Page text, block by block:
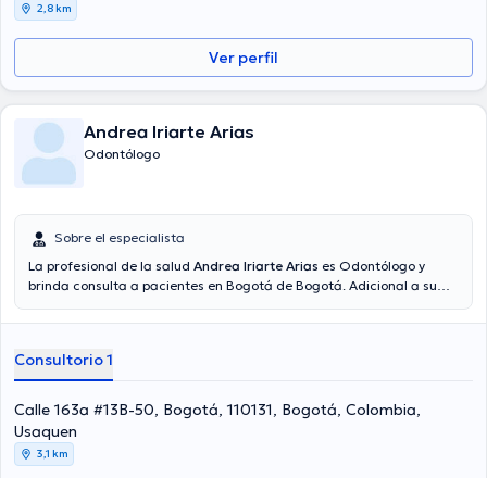
2,8 km
Ver perfil
Andrea Iriarte Arias
Odontólogo
Sobre el especialista
La profesional de la salud Andrea Iriarte Arias es Odontólogo y
brinda consulta a pacientes en Bogotá de Bogotá. Adicional a su
en su área de especialidad. La doctora tiene varios años de
desempeñado como miembro de la Sociedad Colombiana De
Periodoncia. Andrea Iriarte Arias ha compartido en diversas
conferencias con la meta de tener una formación continua en su
campo de especialización y ha difundido diferentes ediciones. Cabe
mencionar que, la Dra. puede hablar en español.
Consultorio 1
Calle 163a #13B-50, Bogotá, 110131, Bogotá, Colombia,
Usaquen
3,1 km